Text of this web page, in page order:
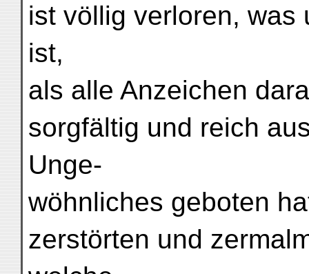
ist völlig verloren, was
ist,
als alle Anzeichen
sorgfältig und reich
Unge-
wöhnliches geboten
zerstörten und